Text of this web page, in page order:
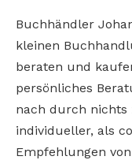
Buchhändler
kleinen
beraten und
persönliches
nach durch nichts
individueller, als
Empfehlungen